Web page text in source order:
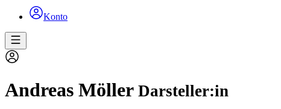
Konto
Andreas Möller Darsteller:in